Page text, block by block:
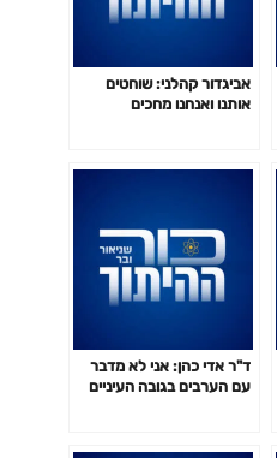
אביגדור קהלני: שוחטים
אותנו ואנחנו מחכים
ד"ר אדי כהן: אני לא מדבר
עם הערבים בגובה העיניים